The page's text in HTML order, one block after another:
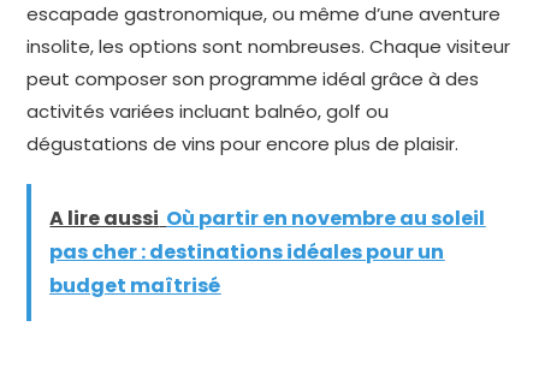
escapade gastronomique, ou même d’une aventure
insolite, les options sont nombreuses. Chaque visiteur
peut composer son programme idéal grâce à des
activités variées incluant balnéo, golf ou
dégustations de vins pour encore plus de plaisir.
A lire aussi Où partir en novembre au soleil
pas cher : destinations idéales pour un
budget maîtrisé